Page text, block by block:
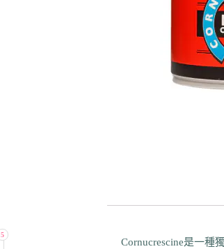
5
Cornucrescine是一種